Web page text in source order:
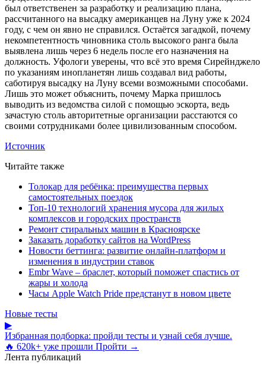
был ответственен за разработку и реализацию плана,
рассчитанного на высадку американцев на Луну уже к 2024
году, с чем он явно не справился. Остаётся загадкой, почему
некомпетентность чиновника столь высокого ранга была
выявлена лишь через 6 недель после его назначения на
должность. Уфологи уверены, что всё это время Сирейнджело
по указаниям инопланетян лишь создавал вид работы,
саботируя высадку на Луну всеми возможными способами.
Лишь это может объяснить, почему Марка пришлось
выводить из ведомства силой с помощью эскорта, ведь
зачастую столь авторитетные организации расстаются со
своими сотрудниками более цивилизованным способом.
Источник
Читайте также
Толокар для ребёнка: преимущества первых
самостоятельных поездок
Топ-10 технологий хранения мусора для жилых
комплексов и городских пространств
Ремонт стиральных машин в Красноярске
Заказать доработку сайтов на WordPress
Новости беттинга: развитие онлайн-платформ и
изменения в индустрии ставок
Embr Wave – браслет, который поможет спастись от
жары и холода
Часы Apple Watch Pride предстанут в новом цвете
Новые тесты
▶
Избранная подборка: пройди тесты и узнай себя лучше.
🔥 620k+ уже прошли Пройти →
Лента публикаций